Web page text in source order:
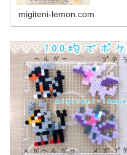
migiteni-lemon.com